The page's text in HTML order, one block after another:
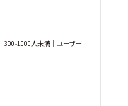
300-1000人未満｜ユーザー